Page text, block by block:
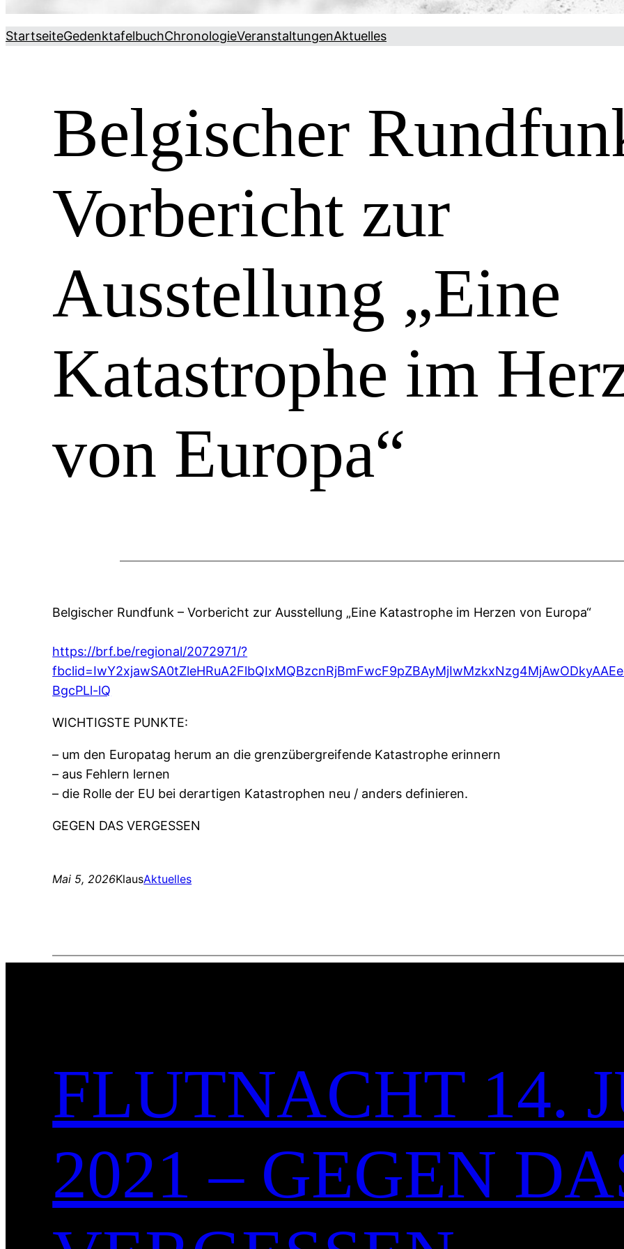
StartseiteGedenktafelbuchChronologieVeranstaltungenAktuelles
Belgischer
Vorbericht zur
Ausstellung „Eine
Katastrophe im
von Europa“
Belgischer Rundfunk – Vorbericht zur Ausstellung „Eine Katastrophe im Herzen von Europa“
https://brf.be/regional/2072971/?
BgcPLl-lQ
WICHTIGSTE PUNKTE:
– um den Europatag herum an die grenzübergreifende Katastrophe erinnern
– aus Fehlern lernen
– die Rolle der EU bei derartigen Katastrophen neu / anders definieren.
GEGEN DAS VERGESSEN
Mai 5, 2026KlausAktuelles
FLUTNACHT 14.
2021 – GEGEN